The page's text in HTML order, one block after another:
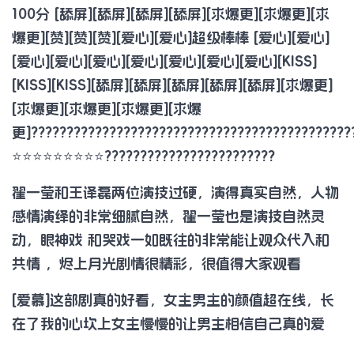
100分 [舔屏][舔屏][舔屏][舔屏][求爆更][求爆更][求
爆更][赞][赞][赞][爱心][爱心]超级棒棒 [爱心][爱心]
[爱心][爱心][爱心][爱心][爱心][爱心][爱心][KISS]
[KISS][KISS][舔屏][舔屏][舔屏][舔屏][舔屏][求爆更]
[求爆更][求爆更][求爆更][求爆
更
⭐⭐⭐⭐⭐⭐⭐⭐⭐????????????????????????
翟一莹和王译磊两位演技过硬，演得真实自然，人物
感情演绎的非常细腻自然，翟一莹也是演技自然灵
动，眼神戏 和哭戏一如既往的非常能让观众代入和
共情 ，烬上月光剧情很精彩，很值得大家观看
[爱慕]这部剧真的好看，女主男主的颜值超在线，长
在了我的心坎上女主慢慢的让男主相信自己真的爱